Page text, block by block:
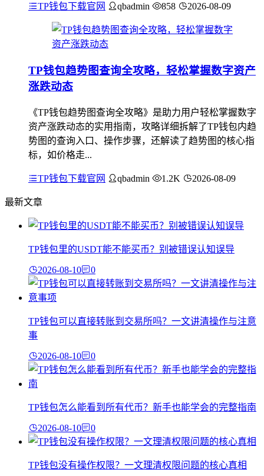
TP钱包下载官网 qbadmin 858 2026-08-09
TP钱包趋势图查询全攻略，轻松掌握数字资产
涨跌动态
《TP钱包趋势图查询全攻略》是助力用户轻松掌握数字
资产涨跌动态的实用指南，攻略详细拆解了TP钱包内趋
势图的查询入口、操作步骤，还解读了趋势图的核心指
标，如价格走...
TP钱包下载官网 qbadmin 1.2K 2026-08-09
最新文章
TP钱包里的USDT能不能买币？别被错误认知误导
2026-08-10 0
TP钱包可以直接转账到交易所吗？一文讲清操作与注意
事
2026-08-10 0
TP钱包怎么能看到所有代币？新手也能学会的完整指南
2026-08-10 0
TP钱包没有操作权限？一文理清权限问题的核心真相